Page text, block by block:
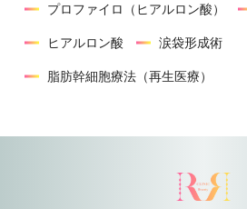
プロファイロ（ヒアルロン酸）
ヒアルロン酸 涙袋形成術
脂肪幹細胞療法（再生医療）